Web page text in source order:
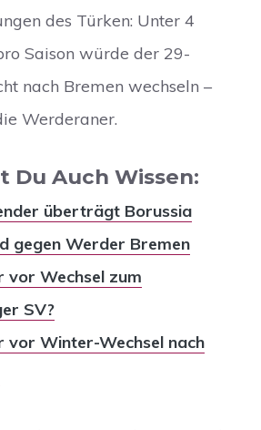
des Türken: Unter 4
Saison würde der 29-
nach Bremen wechseln –
Werderaner.
Du Auch Wissen:
überträgt Borussia
gegen Werder Bremen
vor Wechsel zum
SV?
vor Winter-Wechsel nach